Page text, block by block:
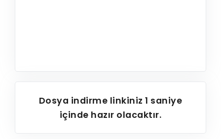
Dosya indirme linkiniz1 saniye
içinde hazır olacaktır.